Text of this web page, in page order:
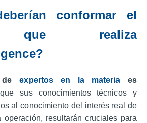
conformar el
que realiza
de expertos en la materia es
sus conocimientos técnicos y
al conocimiento del interés real de
resultarán cruciales para